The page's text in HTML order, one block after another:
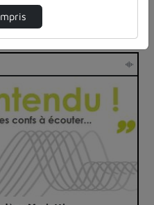
colloques-et-conferences